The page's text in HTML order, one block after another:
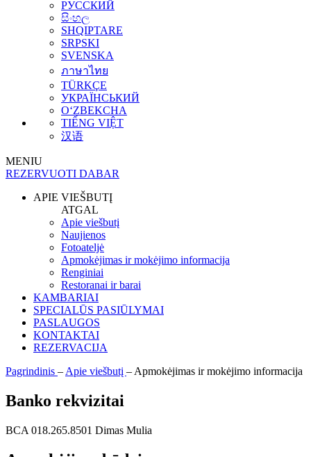
РУССКИЙ
සිංහල
SHQIPTARE
SRPSKI
SVENSKA
ภาษาไทย
TÜRKÇE
УКРАЇНСЬКИЙ
O‘ZBEKCHA
TIẾNG VIỆT
汉语
MENIU
REZERVUOTI DABAR
APIE VIEŠBUTĮ
ATGAL
Apie viešbutį
Naujienos
Fotoateljė
Apmokėjimas ir mokėjimo informacija
Renginiai
Restoranai ir barai
KAMBARIAI
SPECIALŪS PASIŪLYMAI
PASLAUGOS
KONTAKTAI
REZERVACIJA
Pagrindinis – Apie viešbutį – Apmokėjimas ir mokėjimo informacija
Banko rekvizitai
BCA 018.265.8501 Dimas Mulia